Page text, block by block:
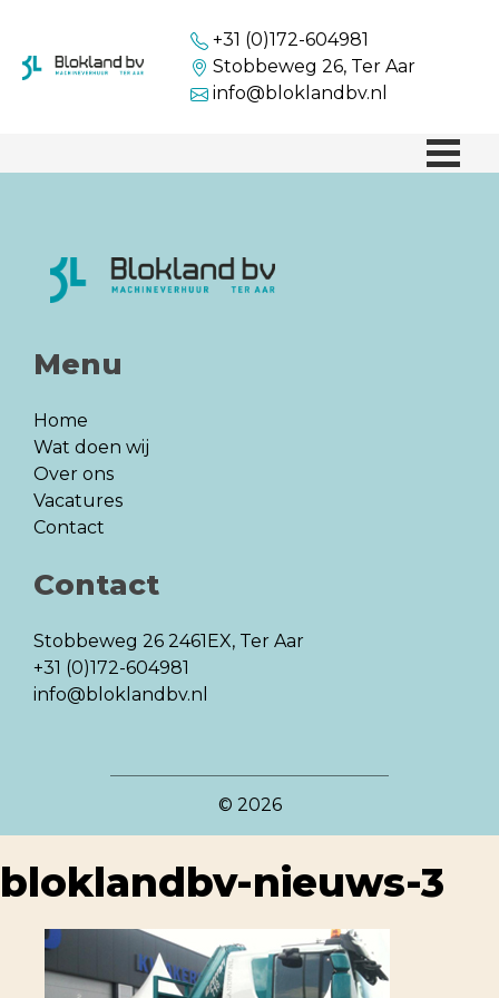
+31 (0)172-604981
Stobbeweg 26, Ter Aar
info@bloklandbv.nl
Menu
Home
Wat doen wij
Over ons
Vacatures
Contact
Contact
Stobbeweg 26 2461EX, Ter Aar
+31 (0)172-604981
info@bloklandbv.nl
© 2026
bloklandbv-nieuws-3